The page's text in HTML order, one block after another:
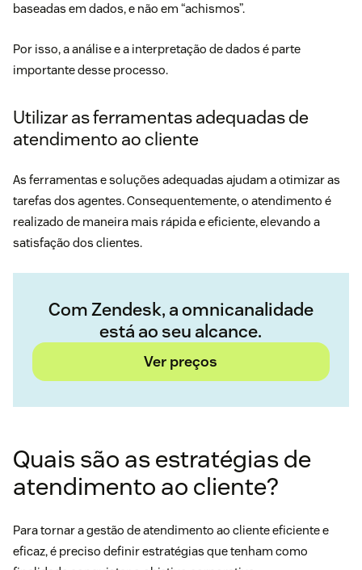
baseadas em dados, e não em “achismos”.
Por isso, aanálise e a interpretação de dados é parte
importante desse processo.
Utilizar as ferramentas adequadas de
atendimento ao cliente
As ferramentas e soluções adequadas ajudam a otimizar as
tarefas dos agentes. Consequentemente, o atendimento é
realizado de maneira mais rápida e eficiente, elevando a
satisfação dos clientes.
Com Zendesk, a omnicanalidade
está ao seu alcance.
Ver preços
Quais são as estratégias de
atendimento ao cliente?
Para tornar a gestão de atendimento ao cliente eficiente e
eficaz, é preciso definir estratégias que tenham como